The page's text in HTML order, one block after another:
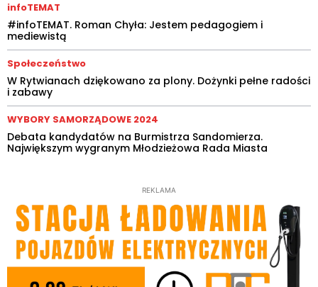
infoTEMAT
#infoTEMAT. Roman Chyła: Jestem pedagogiem i
mediewistą
Społeczeństwo
W Rytwianach dziękowano za plony. Dożynki pełne radości
i zabawy
WYBORY SAMORZĄDOWE 2024
Debata kandydatów na Burmistrza Sandomierza.
Największym wygranym Młodzieżowa Rada Miasta
REKLAMA